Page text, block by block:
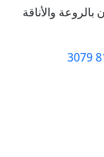
والأناقة